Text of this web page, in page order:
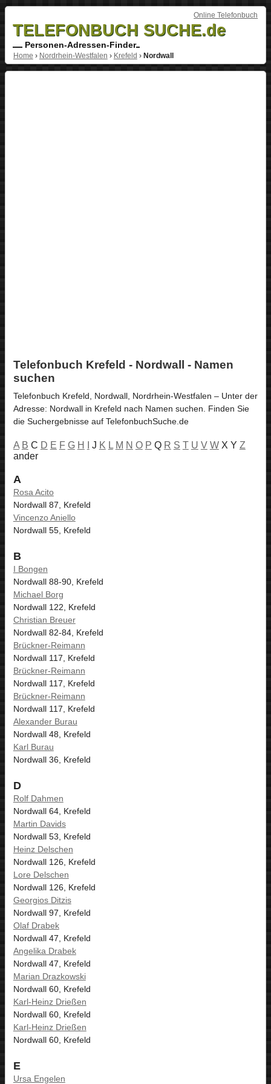
Online Telefonbuch
TELEFONBUCH SUCHE.de
Personen-Adressen-Finder
Home › Nordrhein-Westfalen › Krefeld › Nordwall
Telefonbuch Krefeld - Nordwall - Namen
suchen
Telefonbuch Krefeld, Nordwall, Nordrhein-Westfalen – Unter der
Adresse: Nordwall in Krefeld nach Namen suchen. Finden Sie
die Suchergebnisse auf TelefonbuchSuche.de
A B C D E F G H J K L M N O P Q R S T U V WX Y Z
ander
A
Rosa Acito
Nordwall 87, Krefeld
Vincenzo Aniello
Nordwall 55, Krefeld
B
I Bongen
Nordwall 88-90, Krefeld
Michael Borg
Nordwall 122, Krefeld
Christian Breuer
Nordwall 82-84, Krefeld
Brückner-Reimann
Nordwall 117, Krefeld
Brückner-Reimann
Nordwall 117, Krefeld
Brückner-Reimann
Nordwall 117, Krefeld
Alexander Burau
Nordwall 48, Krefeld
Karl Burau
Nordwall 36, Krefeld
D
Rolf Dahmen
Nordwall 64, Krefeld
Martin Davids
Nordwall 53, Krefeld
Heinz Delschen
Nordwall 126, Krefeld
Lore Delschen
Nordwall 126, Krefeld
Georgios Ditzis
Nordwall 97, Krefeld
Olaf Drabek
Nordwall 47, Krefeld
Angelika Drabek
Nordwall 47, Krefeld
Marian Drazkowski
Nordwall 60, Krefeld
Karl-Heinz Drießen
Nordwall 60, Krefeld
Karl-Heinz Drießen
Nordwall 60, Krefeld
E
Ursa Engelen